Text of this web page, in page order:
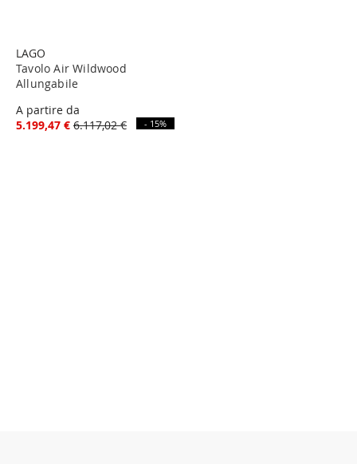
LAGO
Tavolo Air Wildwood
Allungabile
A partire da
5.199,47 € 6.117,02 € - 15%